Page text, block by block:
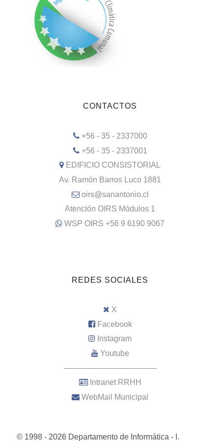
CONTACTOS
+56 - 35 - 2337000
+56 - 35 - 2337001
EDIFICIO CONSISTORIAL
Av. Ramón Barros Luco 1881
oirs@sanantonio.cl
Atención OIRS Módulos 1
WSP OIRS +56 9 6190 9067
REDES SOCIALES
X
Facebook
Instagram
Youtube
–––––––––––––––––––––
Intranet RRHH
WebMail Municipal
© 1998 - 2026 Departamento de Informática - I.